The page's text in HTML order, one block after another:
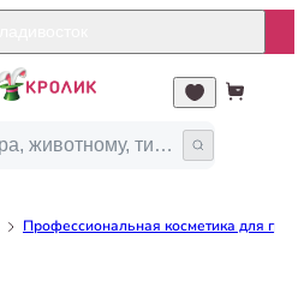
Профессиональная косметика для